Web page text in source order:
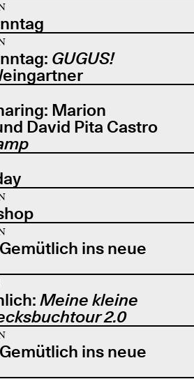
GUGUS!
Marion
David Pita Castro
ins neue
Meine kleine
2.0
ins neue